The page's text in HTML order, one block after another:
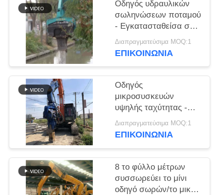
ΑΠΌΣΠΑΣΜΑ
SITEMAP
PRIVACY
POLICY
Οδηγός υδραυλικών
σωληνώσεων ποταμού
- Εγκατασταθείσα σε
σκάφος και υψηλής
απόδοσης απόδοση
Διαπραγματεύσιμα MOQ:1
ΕΠΙΚΟΙΝΩΝΙΑ
Οδηγός
μικροσυσκευών
υψηλής ταχύτητας -
Χωρίς ρύπανση και
ανώτερη
Διαπραγματεύσιμα MOQ:1
ΕΠΙΚΟΙΝΩΝΙΑ
8 το φύλλο μέτρων
συσσωρεύει το μίνι
οδηγό σωρών/το μικρό